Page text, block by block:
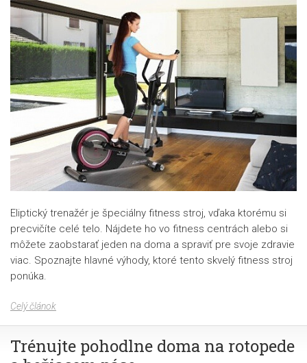
Eliptický trenažér je špeciálny fitness stroj, vďaka ktorému si
precvičíte celé telo. Nájdete ho vo fitness centrách alebo si
môžete zaobstarať jeden na doma a spraviť pre svoje zdravie
viac. Spoznajte hlavné výhody, ktoré tento skvelý fitness stroj
ponúka.
Celý článok
Trénujte pohodlne doma na rotopede